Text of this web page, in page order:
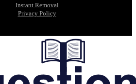
Instant Removal
Privacy Policy